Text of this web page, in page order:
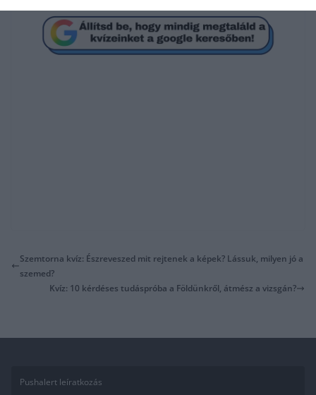
Szemtorna kvíz: Észreveszed mit rejtenek a képek? Lássuk, milyen jó a
szemed?
Kvíz: 10 kérdéses tudáspróba a Földünkről, átmész a vizsgán?
Pushalert leíratkozás